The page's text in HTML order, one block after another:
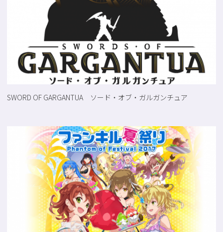
SWORD OF GARGANTUA ソード・オブ・ガルガンチュア